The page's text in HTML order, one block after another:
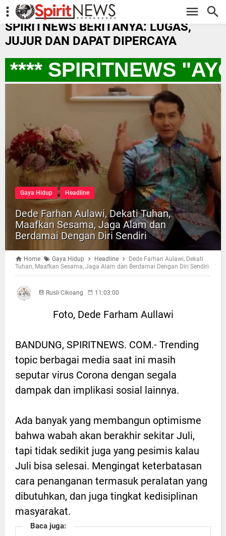
-->
SPIRITNEWS BERITANYA: LUGAS,
JUJUR DAN DAPAT DIPERCAYA
SPIRITNEWS "AYO
Gaya Hidup Headline
Dede Farhan Aulawi, Dekati Tuhan,
Maafkan Sesama, Jaga Alam dan
Berdamai Dengan Diri Sendiri
Home Gaya Hidup Headline
Dede Farhan Aulawi, Dekati
Tuhan, Maafkan Sesama, Jaga Alam dan Berdamai Dengan Diri Sendiri
Rusli Cikoang 11:03:00
Foto, Dede Farham Aullawi
BANDUNG, SPIRITNEWS. COM.- Trending
topic berbagai media saat ini masih
seputar virus Corona dengan segala
dampak dan implikasi sosial lainnya.
Ada banyak yang membangun optimisme
bahwa wabah akan berakhir sekitar Juli,
tapi tidak sedikit juga yang pesimis kalau
Juli bisa selesai. Mengingat keterbatasan
cara penanganan termasuk peralatan yang
dibutuhkan, dan juga tingkat kedisiplinan
masyarakat.
Baca juga: